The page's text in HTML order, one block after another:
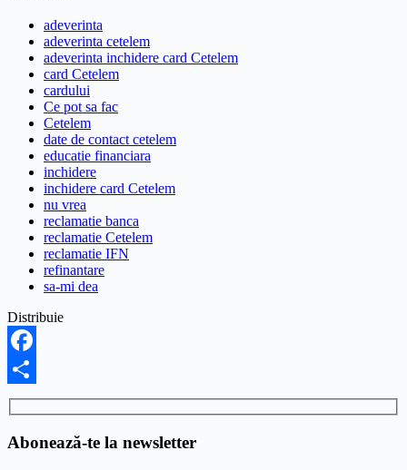
adeverinta
adeverinta cetelem
adeverinta inchidere card Cetelem
card Cetelem
cardului
Ce pot sa fac
Cetelem
date de contact cetelem
educatie financiara
inchidere
inchidere card Cetelem
nu vrea
reclamatie banca
reclamatie Cetelem
reclamatie IFN
refinantare
sa-mi dea
Distribuie
Facebook
Share
Abonează-te la newsletter